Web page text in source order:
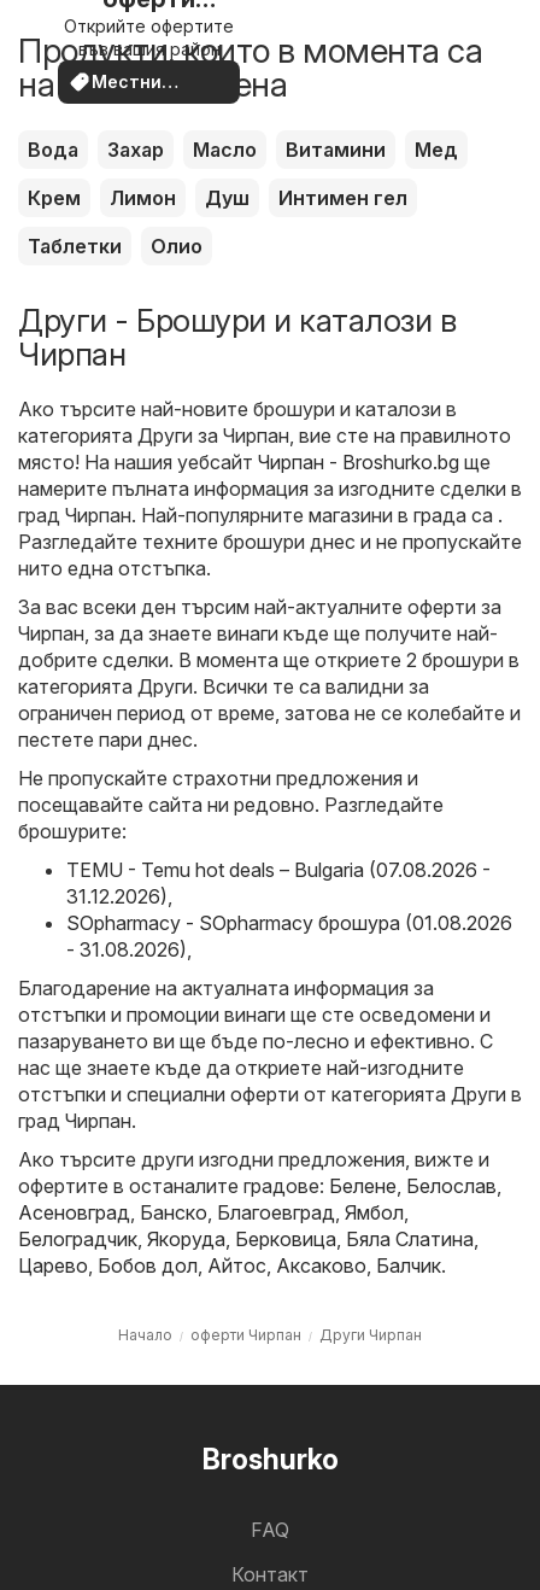
наблизо
Открийте офертите
във вашия район
Местни
оферти
Продукти, които в момента са
на по-добра цена
Вода Захар Масло Витамини
Мед
Крем
Лимон Душ
Интимен гел
Таблетки
Олио
Други - Брошури и каталози в
Чирпан
Ако търсите най-новите брошури и каталози в
категорията Други за Чирпан, вие сте на правилното
място! На нашия уебсайт Чирпан - Broshurko.bg ще
намерите пълната информация за изгодните сделки в
град Чирпан. Най-популярните магазини в града са .
Разгледайте техните брошури днес и не пропускайте
нито една отстъпка.
За вас всеки ден търсим най-актуалните оферти за
Чирпан, за да знаете винаги къде ще получите най-
добрите сделки. В момента ще откриете 2 брошури в
категорията Други. Всички те са валидни за
ограничен период от време, затова не се колебайте и
пестете пари днес.
Не пропускайте страхотни предложения и
посещавайте сайта ни редовно. Разгледайте
брошурите:
TEMU - Temu hot deals – Bulgaria (07.08.2026 -
31.12.2026)
SOpharmacy - SOpharmacy брошура (01.08.2026
- 31.08.2026)
Благодарение на актуалната информация за
отстъпки и промоции винаги ще сте осведомени и
пазаруването ви ще бъде по-лесно и ефективно. С
нас ще знаете къде да откриете най-изгодните
отстъпки и специални оферти от категорията Други в
град Чирпан.
Ако търсите други изгодни предложения, вижте и
офертите в останалите градове: Белене Белослав
Асеновград Банско Благоевград Ямбол
Белоградчик Якоруда Берковица Бяла Слатина
Царево Бобов дол Айтос Аксаково Балчик.
Начало оферти Чирпан Други Чирпан
Broshurko
FAQ
Контакт